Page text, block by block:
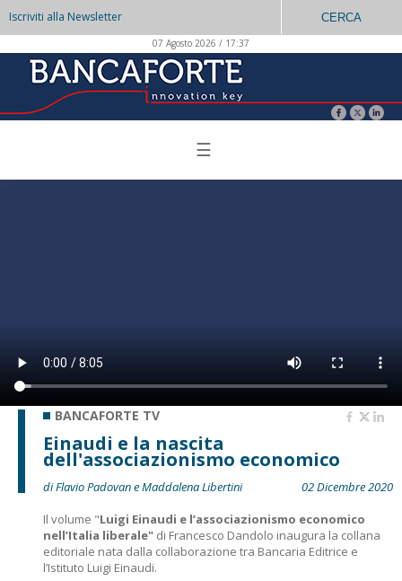
Iscriviti alla Newsletter CERCA
07 Agosto 2026 / 17:37
☰
BANCAFORTE TV
Einaudi e la nascita
dell'associazionismo economico
di Flavio Padovan e Maddalena Libertini
02 Dicembre 2020
Il volume "Luigi Einaudi e l’associazionismo economico
nell’Italia liberale" di Francesco Dandolo inaugura la collana
editoriale nata dalla collaborazione tra Bancaria Editrice e
l’Istituto Luigi Einaudi.